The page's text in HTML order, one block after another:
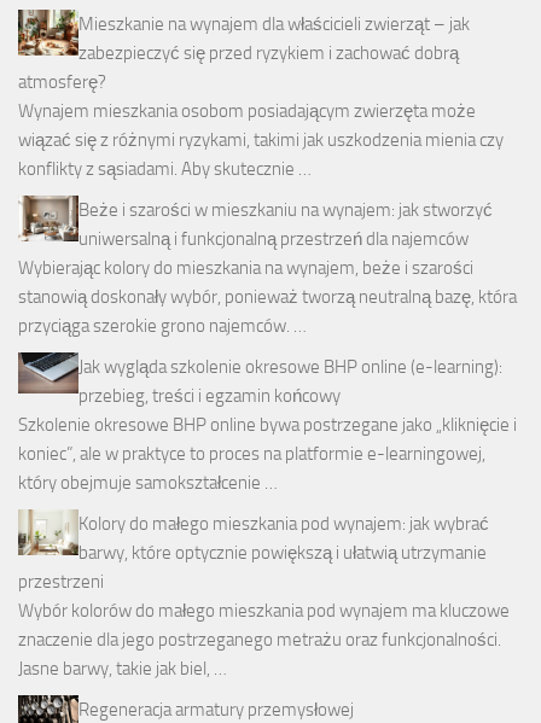
Mieszkanie na wynajem dla właścicieli zwierząt – jak
zabezpieczyć się przed ryzykiem i zachować dobrą
atmosferę?
Wynajem mieszkania osobom posiadającym zwierzęta może
wiązać się z różnymi ryzykami, takimi jak uszkodzenia mienia czy
konflikty z sąsiadami. Aby skutecznie …
Beże i szarości w mieszkaniu na wynajem: jak stworzyć
uniwersalną i funkcjonalną przestrzeń dla najemców
Wybierając kolory do mieszkania na wynajem, beże i szarości
stanowią doskonały wybór, ponieważ tworzą neutralną bazę, która
przyciąga szerokie grono najemców. …
Jak wygląda szkolenie okresowe BHP online (e-learning):
przebieg, treści i egzamin końcowy
Szkolenie okresowe BHP online bywa postrzegane jako „kliknięcie i
koniec”, ale w praktyce to proces na platformie e-learningowej,
który obejmuje samokształcenie …
Kolory do małego mieszkania pod wynajem: jak wybrać
barwy, które optycznie powiększą i ułatwią utrzymanie
przestrzeni
Wybór kolorów do małego mieszkania pod wynajem ma kluczowe
znaczenie dla jego postrzeganego metrażu oraz funkcjonalności.
Jasne barwy, takie jak biel, …
Regeneracja armatury przemysłowej